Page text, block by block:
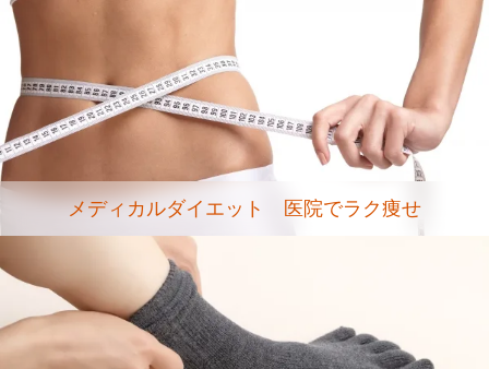
メディカルダイエット 医院でラク痩せ